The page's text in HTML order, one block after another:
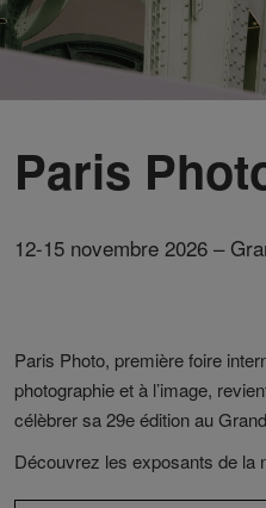
Paris
12-15 novembre 2026 –
Paris Photo, première foire
photographie et à l’image,
célèbrer sa 29e édition au
Découvrez les exposants de la